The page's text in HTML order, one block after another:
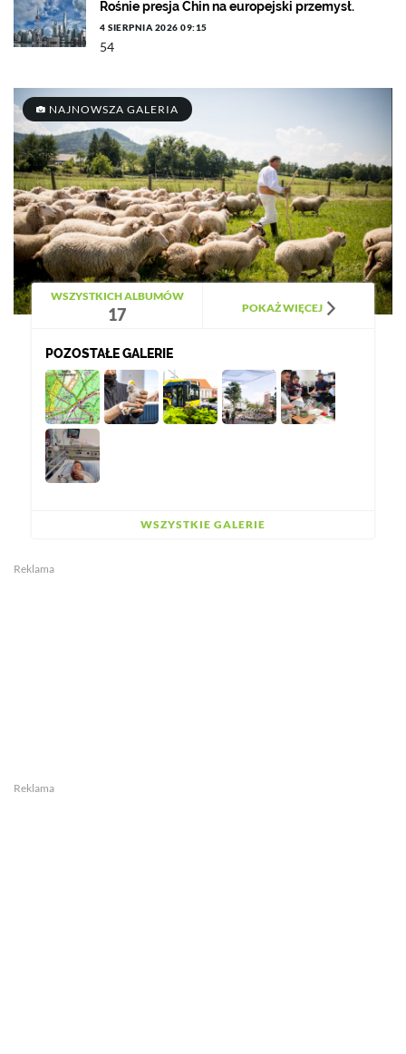
Rośnie presja Chin na europejski przemysł.
4 SIERPNIA 2026 09:15
54
NAJNOWSZA GALERIA
WSZYSTKICH ALBUMÓW
17 POKAŻ WIĘCEJ
POZOSTAŁE GALERIE
WSZYSTKIE GALERIE
Reklama
Reklama